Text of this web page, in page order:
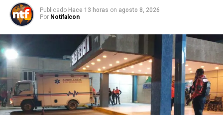
Publicado Hace 13 horas on agosto 8, 2026
Por Notifalcon